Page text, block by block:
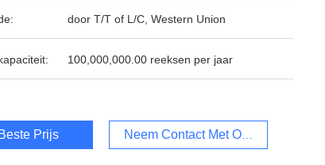
door T/T of L/C, Western Union
100,000,000.00 reeksen per jaar
Prijs Neem Contact Met Ons Op